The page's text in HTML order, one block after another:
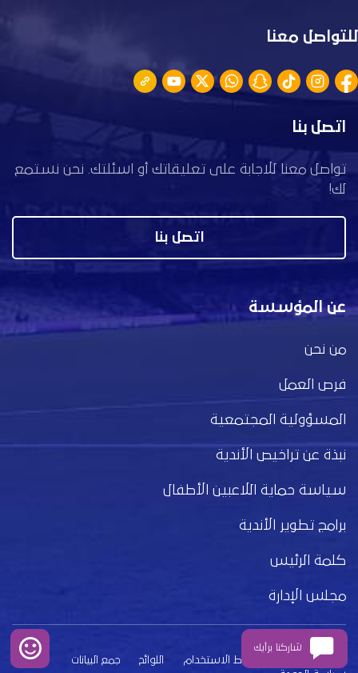
للتواصل معنا
اتصل بنا
تواصل معنا للاجابة على تعليقاتك أو اسئلتك. نحن نستمع
لك!
اتصل بنا
عن المؤسسة
من نحن
فرص العمل
المسؤولية المجتمعية
نبذة عن تراخيص الأندية
سياسة حماية اللاعبين الأطفال
برامج تطوير الأندية
كلمة الرئيس
مجلس الإدارة
بيان الخصوصية شروط الاستخدام اللوائح
جمع البيانات
شاركنا برأيك